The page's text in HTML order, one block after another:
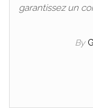
garantissez un
By